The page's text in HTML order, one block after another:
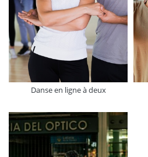
Danse en ligne à deux